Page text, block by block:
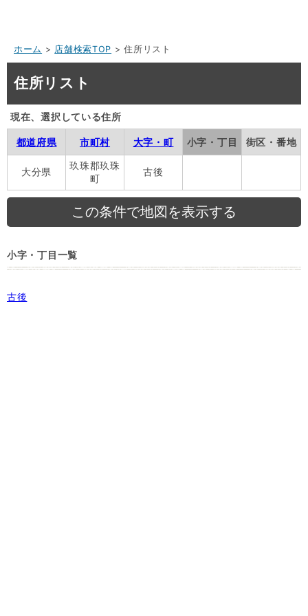
ホーム > 店舗検索TOP > 住所リスト
住所リスト
現在、選択している住所
都道府県 市町村 大字・町 小字・丁目 街区・番地
大分県
玖珠郡玖珠
町
古後
小字・丁目一覧
古後